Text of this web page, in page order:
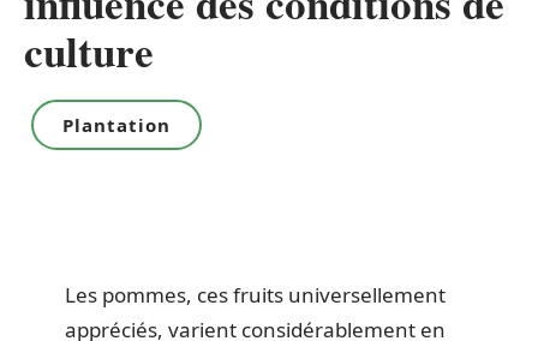
culture
Plantation
Les pommes, ces fruits universellement
appréciés, varient considérablement en